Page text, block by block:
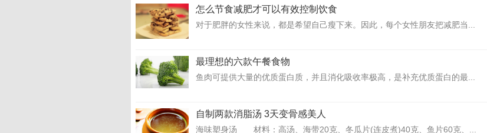
怎么节食减肥才可以有效控制饮食
对于肥胖的女性来说，都是希望自己瘦下来。因此，每个女性朋友把减肥当...
最理想的六款午餐食物
鱼肉可提供大量的优质蛋白质，并且消化吸收率极高，是补充优质蛋白的最...
自制两款消脂汤 3天变骨感美人
海味塑身汤 材料：高汤、海带20克、冬瓜片(连皮煮)40克、鱼片60克、...